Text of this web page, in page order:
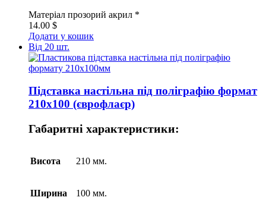
Матеріал прозорий акрил *
14.00 $
Додати у кошик
Від 20 шт.
Підставка настільна під поліграфію формат
210х100 (єврофлаєр)
Габаритні характеристики:
Висота 210 мм.
Ширина 100 мм.